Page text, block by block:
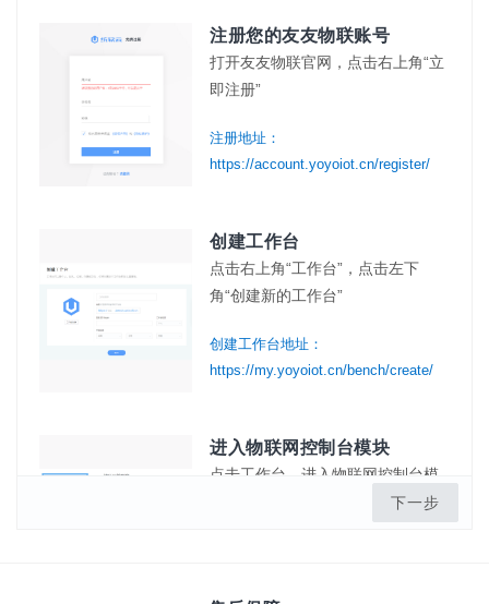
注册您的友友物联账号
打开友友物联官网，点击右上角“立
即注册”
注册地址：
https://account.yoyoiot.cn/register/
创建工作台
点击右上角“工作台”，点击左下
角“创建新的工作台”
创建工作台地址：
https://my.yoyoiot.cn/bench/create/
进入物联网控制台模块
点击工作台，进入物联网控制台模
下一步